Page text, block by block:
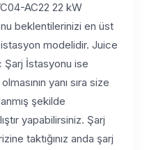
AC22 22 kW
beklentilerinizi en üst
modelidir. Juice
Şarj İstasyonu ise
yanı sıra size
şekilde
yapabilirsiniz. Şarj
taktığınız anda şarj